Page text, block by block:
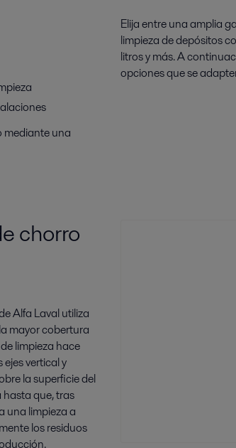
mediante una
Elija entre una amplia
limpieza de depósitos
litros y más. A
opciones que se
chorro
Alfa Laval utiliza
mayor cobertura
limpieza hace
vertical y
la superficie del
que, tras
una limpieza a
los residuos